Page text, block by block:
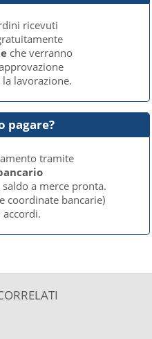
ricevuti
che verranno
lavorazione.
pagare?
tramite
a merce pronta.
coordinate bancarie)
accordi.